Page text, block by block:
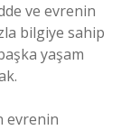
ve evrenin
bilgiye sahip
yaşam
evrenin